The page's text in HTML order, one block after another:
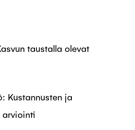
taustalla olevat
Kustannusten ja
arviointi